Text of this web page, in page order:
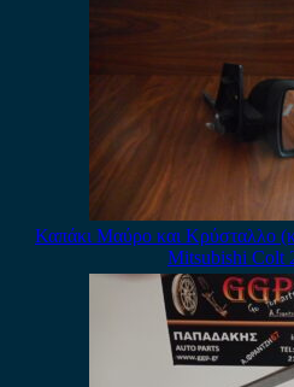
Καπάκι Μαύρο και Κρύσταλλο
Mitsubishi Colt